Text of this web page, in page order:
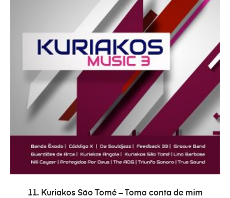
ADICIONAR
11. Kuriakos São Tomé – Toma conta de mim